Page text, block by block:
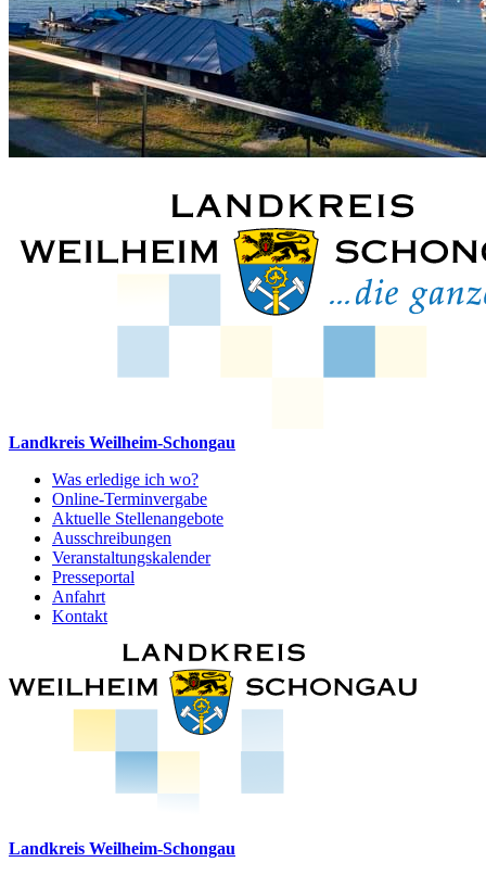
Landkreis Weilheim-Schongau
Was erledige ich wo?
Online-Terminvergabe
Aktuelle Stellenangebote
Ausschreibungen
Veranstaltungskalender
Presseportal
Anfahrt
Kontakt
Landkreis Weilheim-Schongau